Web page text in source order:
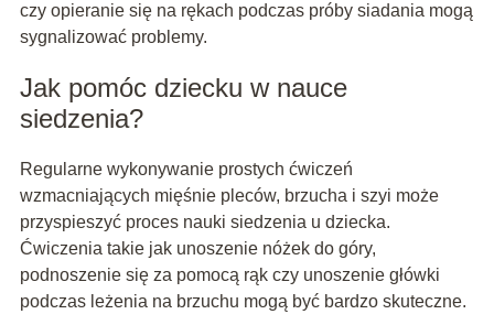
czy opieranie się na rękach podczas próby siadania mogą
sygnalizować problemy.
Jak pomóc dziecku w nauce
siedzenia?
Regularne wykonywanie prostych ćwiczeń
wzmacniających mięśnie pleców, brzucha i szyi może
przyspieszyć proces nauki siedzenia u dziecka.
Ćwiczenia takie jak unoszenie nóżek do góry,
podnoszenie się za pomocą rąk czy unoszenie główki
podczas leżenia na brzuchu mogą być bardzo skuteczne.